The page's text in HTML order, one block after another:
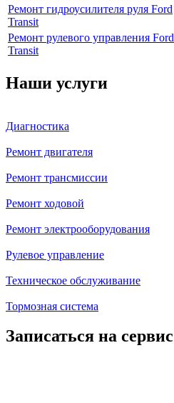
Ремонт гидроусилителя руля Ford
Transit
Ремонт рулевого управления Ford
Transit
Наши услуги
Диагностика
Ремонт двигателя
Ремонт трансмиссии
Ремонт ходовой
Ремонт электрооборудования
Рулевое управление
Техническое обслуживание
Тормозная система
Записаться на сервис